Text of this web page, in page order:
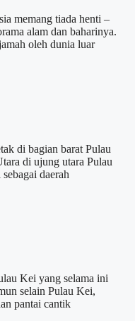
memang tiada henti –
alam dan baharinya.
oleh dunia luar
di bagian barat Pulau
di ujung utara Pulau
daerah
Kei yang selama ini
selain Pulau Kei,
pantai cantik